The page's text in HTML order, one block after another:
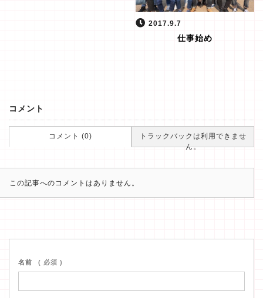
2017.9.7
仕事始め
コメント
コメント (0)
トラックバックは利用できませ
ん。
この記事へのコメントはありません。
名前 ( 必須 )